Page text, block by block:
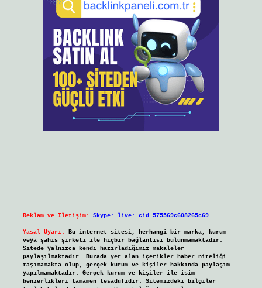
Reklam ve İletişim: Skype: live:.cid.575569c608265c69
Yasal Uyarı:
Bu internet sitesi, herhangi bir marka, kurum
veya şahıs şirketi ile hiçbir bağlantısı bulunmamaktadır.
Sitede yalnızca kendi hazırladığımız makaleler
paylaşılmaktadır. Burada yer alan içerikler haber niteliği
taşımamakta olup, gerçek kurum ve kişiler hakkında paylaşım
yapılmamaktadır. Gerçek kurum ve kişiler ile isim
benzerlikleri tamamen tesadüfidir. Sitemizdeki bilgiler